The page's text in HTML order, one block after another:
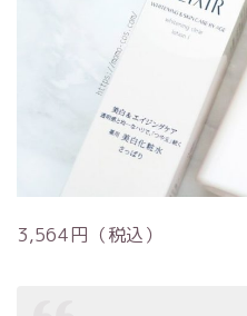
3,564円（税込）